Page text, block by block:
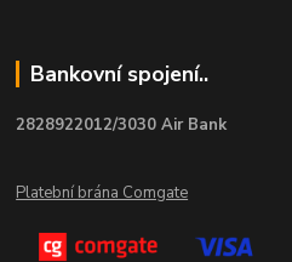
Bankovní spojení..
2828922012/3030 Air Bank
Platební brána Comgate